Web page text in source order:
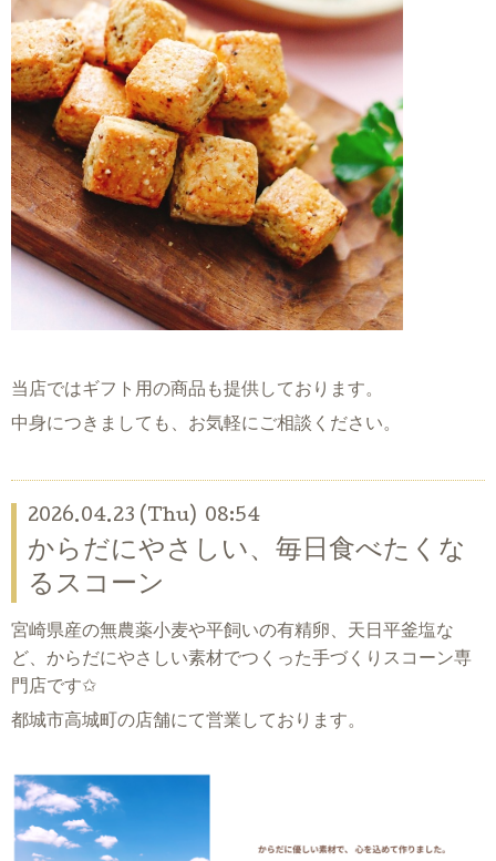
当店ではギフト用の商品も提供しております。
中身につきましても、お気軽にご相談ください。
2026.04.23 (Thu) 08:54
からだにやさしい、毎日食べたくな
るスコーン
宮崎県産の無農薬小麦や平飼いの有精卵、天日平釜塩な
ど、からだにやさしい素材でつくった手づくりスコーン専
門店です✩
都城市高城町の店舗にて営業しております。